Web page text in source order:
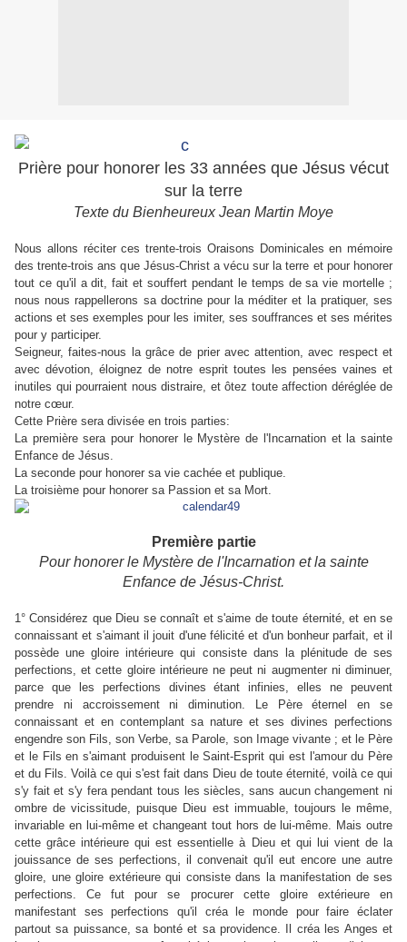
Prière pour honorer les 33 années que Jésus vécut
sur la terre
Texte du Bienheureux Jean Martin Moye
Nous allons réciter ces trente-trois Oraisons Dominicales en mémoire
des trente-trois ans que Jésus-Christ a vécu sur la terre et pour honorer
tout ce qu'il a dit, fait et souffert pendant le temps de sa vie mortelle ;
nous nous rappellerons sa doctrine pour la méditer et la pratiquer, ses
actions et ses exemples pour les imiter, ses souffrances et ses mérites
pour y participer.
Seigneur, faites-nous la grâce de prier avec attention, avec respect et
avec dévotion, éloignez de notre esprit toutes les pensées vaines et
inutiles qui pourraient nous distraire, et ôtez toute affection déréglée de
notre cœur.
Cette Prière sera divisée en trois parties:
La première sera pour honorer le Mystère de l'Incarnation et la sainte
Enfance de Jésus.
La seconde pour honorer sa vie cachée et publique.
La troisième pour honorer sa Passion et sa Mort.
Première partie
Pour honorer le Mystère de l'Incarnation et la sainte
Enfance de Jésus-Christ.
1° Considérez que Dieu se connaît et s'aime de toute éternité, et en se
connaissant et s'aimant il jouit d'une félicité et d'un bonheur parfait, et il
possède une gloire intérieure qui consiste dans la plénitude de ses
perfections, et cette gloire intérieure ne peut ni augmenter ni diminuer,
parce que les perfections divines étant infinies, elles ne peuvent
prendre ni accroissement ni diminution. Le Père éternel en se
connaissant et en contemplant sa nature et ses divines perfections
engendre son Fils, son Verbe, sa Parole, son Image vivante ; et le Père
et le Fils en s'aimant produisent le Saint-Esprit qui est l'amour du Père
et du Fils. Voilà ce qui s'est fait dans Dieu de toute éternité, voilà ce qui
s'y fait et s'y fera pendant tous les siècles, sans aucun changement ni
ombre de vicissitude, puisque Dieu est immuable, toujours le même,
invariable en lui-même et changeant tout hors de lui-même. Mais outre
cette grâce intérieure qui est essentielle à Dieu et qui lui vient de la
jouissance de ses perfections, il convenait qu'il eut encore une autre
gloire, une gloire extérieure qui consiste dans la manifestation de ses
perfections. Ce fut pour se procurer cette gloire extérieure en
manifestant ses perfections qu'il créa le monde pour faire éclater
partout sa puissance, sa bonté et sa providence. Il créa les Anges et